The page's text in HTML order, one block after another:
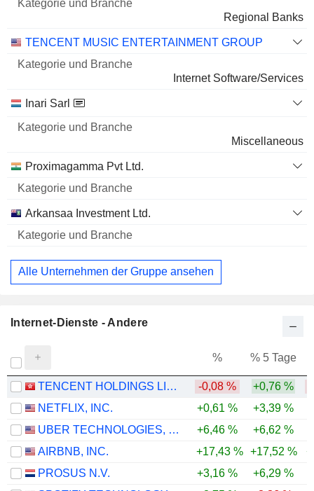
1 001 Mio $
TONGCHENG TRAVEL HOLDINGS LIMITED20,23 %
20,23 %
728 Mio $
BILIBILI INC.
11,96 %
Name
Branche
Regional Banks
TENCENT MUSIC ENTERTAINMENT GROUP
Internet Software/Services
Inari Sarl
Miscellaneous
Proximagamma Pvt Ltd.
Arkansaa Investment Ltd.
Alle Unternehmen der Gruppe ansehen
Internet-Dienste - Andere
% % 5 Tage
TENCENT HOLDINGS LIMITED -0,08 % +0,76 %
NETFLIX, INC.
+0,61 % +3,39 %
UBER TECHNOLOGIES, INC.
+6,46 % +6,62 %
AIRBNB, INC.
+17,43 % +17,52 %
PROSUS N.V.
+3,16 % +6,29 %